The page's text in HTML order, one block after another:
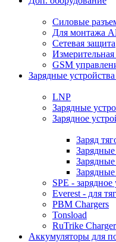
Силовые
Для монтажа
Сетевая защита
Измерительная
GSM
Зарядные
LNP
Зарядные
Зарядное
Заряд
Зарядные
Зарядные
Зарядные
SPE -
Everest - для
PBM Chargers
Tonsload
RuTrike Charger
Аккумуляторы для